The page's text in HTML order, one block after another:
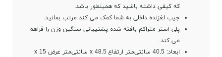
که کیفی داشته باشید که همینطور باشد.
جیب لغزنده داخلی به شما کمک می کند مرتب بمانید.
پلی استر متراکم بافته شده پشتیبانی سنگین وزن را فراهم
می کند.
ابعاد: 40.5 سانتی‌متر ارتفاع x 48.5 سانتی‌متر عرض x 15